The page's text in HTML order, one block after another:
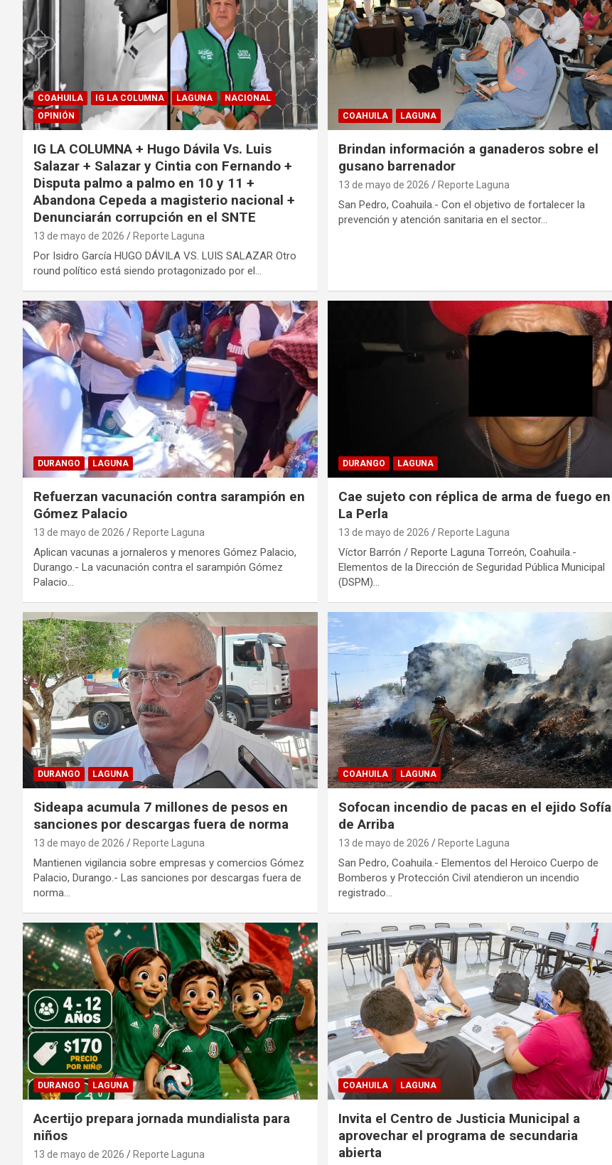
COAHUILA IG LA COLUMNA LAGUNA
NACIONAL
OPINIÓN
IG LA COLUMNA + Hugo Dávila Vs. Luis
Salazar + Salazar y Cintia con Fernando +
Disputa palmo a palmo en 10 y 11 +
Abandona Cepeda a magisterio nacional +
Denunciarán corrupción en el SNTE
13 de mayo de 2026 Reporte Laguna
Por Isidro García HUGO DÁVILA VS. LUIS SALAZAR Otro
round político está siendo protagonizado por el…
COAHUILA LAGUNA
Brindan información a ganaderos sobre el
gusano barrenador
13 de mayo de 2026 Reporte Laguna
San Pedro, Coahuila.- Con el objetivo de fortalecer la
prevención y atención sanitaria en el sector…
DURANGO LAGUNA
Refuerzan vacunación contra sarampión en
Gómez Palacio
13 de mayo de 2026 Reporte Laguna
Aplican vacunas a jornaleros y menores Gómez Palacio,
Durango.- La vacunación contra el sarampión Gómez
Palacio…
DURANGO LAGUNA
Cae sujeto con réplica de arma de fuego en
La Perla
13 de mayo de 2026 Reporte Laguna
Víctor Barrón / Reporte Laguna Torreón, Coahuila.-
Elementos de la Dirección de Seguridad Pública Municipal
(DSPM)…
DURANGO LAGUNA
Sideapa acumula 7 millones de pesos en
sanciones por descargas fuera de norma
13 de mayo de 2026 Reporte Laguna
Mantienen vigilancia sobre empresas y comercios Gómez
Palacio, Durango.- Las sanciones por descargas fuera de
norma…
COAHUILA LAGUNA
Sofocan incendio de pacas en el ejido Sofía
de Arriba
13 de mayo de 2026 Reporte Laguna
San Pedro, Coahuila.- Elementos del Heroico Cuerpo de
Bomberos y Protección Civil atendieron un incendio
registrado…
DURANGO LAGUNA
Acertijo prepara jornada mundialista para
niños
13 de mayo de 2026 Reporte Laguna
COAHUILA LAGUNA
Invita el Centro de Justicia Municipal a
aprovechar el programa de secundaria
abierta